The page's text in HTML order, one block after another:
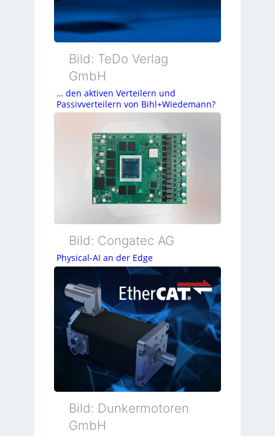
Bild: TeDo Verlag
GmbH
… den aktiven Verteilern und
Passivverteilern von Bihl+Wiedemann?
Bild: Congatec AG
Physical-AI an der Edge
Bild: Dunkermotoren
GmbH